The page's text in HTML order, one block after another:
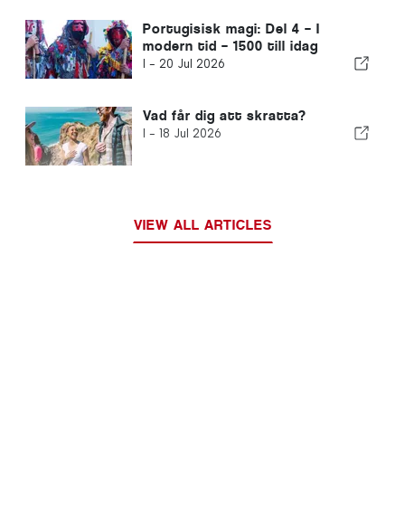
Portugisisk magi: Del 4 – I
modern tid – 1500 till idag
I - 20 Jul 2026
Vad får dig att skratta?
I - 18 Jul 2026
VIEW ALL ARTICLES